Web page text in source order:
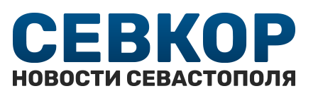
content